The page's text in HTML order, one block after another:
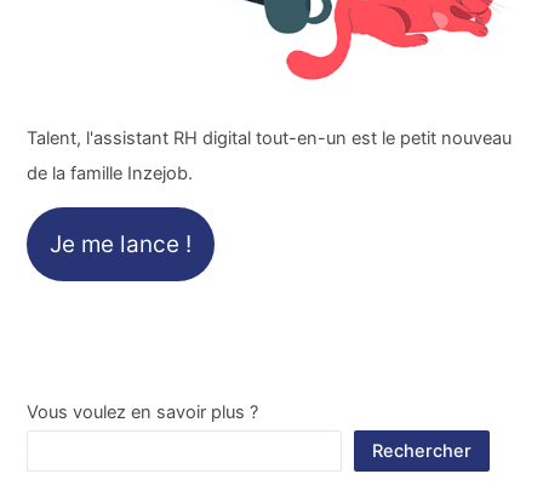
Talent, l'assistant RH digital tout-en-un est le petit nouveau
de la famille Inzejob.
Je me lance !
Vous voulez en savoir plus ?
Rechercher